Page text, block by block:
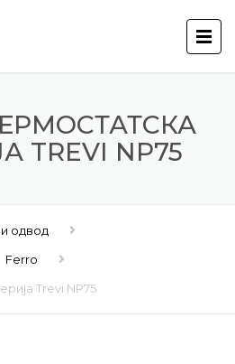
TREVI NP75
одвод
Ferro
Trevi NP75